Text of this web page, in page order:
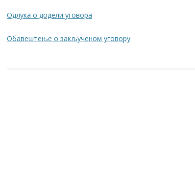
Одлука о додели уговора
Обавештење о закљученом уговору